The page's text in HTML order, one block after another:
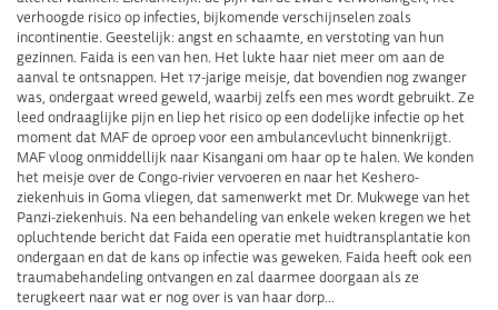
verhoogde risico op infecties, bijkomende verschijnselen zoals
incontinentie. Geestelijk: angst en schaamte, en verstoting van hun
gezinnen. Faida is een van hen. Het lukte haar niet meer om aan de
aanval te ontsnappen. Het 17-jarige meisje, dat bovendien nog zwanger
was, ondergaat wreed geweld, waarbij zelfs een mes wordt gebruikt. Ze
leed ondraaglijke pijn en liep het risico op een dodelijke infectie op het
moment dat MAF de oproep voor een ambulancevlucht binnenkrijgt.
MAF vloog onmiddellijk naar Kisangani om haar op te halen. We konden
het meisje over de Congo-rivier vervoeren en naar het Keshero-
ziekenhuis in Goma vliegen, dat samenwerkt met Dr. Mukwege van het
Panzi-ziekenhuis. Na een behandeling van enkele weken kregen we het
opluchtende bericht dat Faida een operatie met huidtransplantatie kon
ondergaan en dat de kans op infectie was geweken. Faida heeft ook een
traumabehandeling ontvangen en zal daarmee doorgaan als ze
terugkeert naar wat er nog over is van haar dorp…